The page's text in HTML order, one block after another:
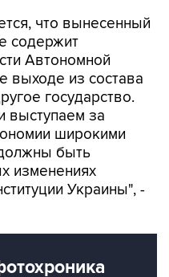
Автономной
из состава
государство.
выступаем за
широкими
быть
изменениях
Украины", -